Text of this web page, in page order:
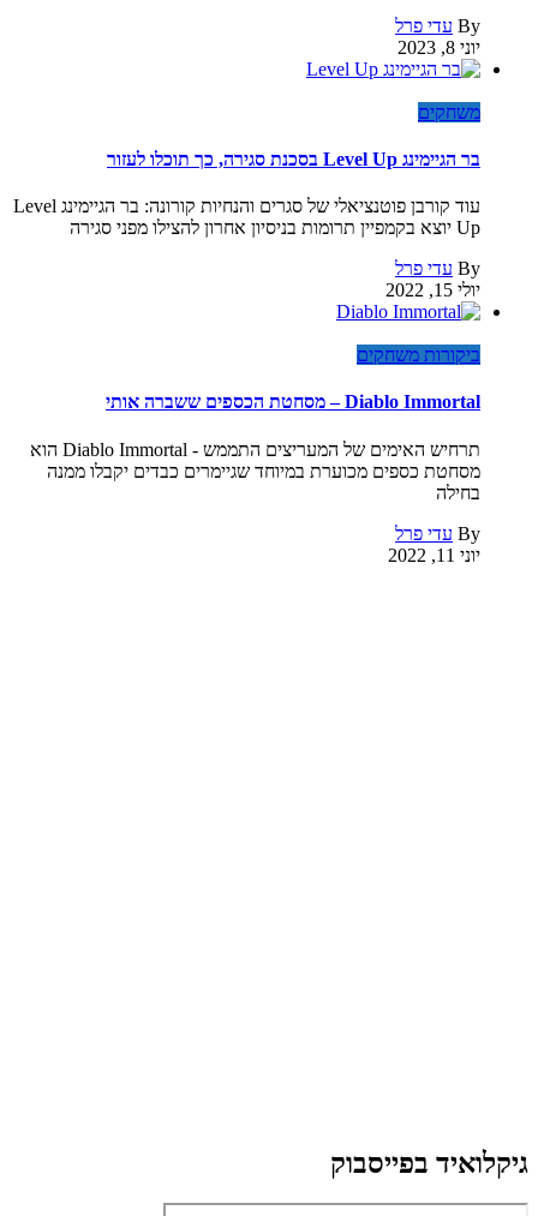
By עדי פרל
יוני 8, 2023
משחקים
בר הגיימינג Level Up בסכנת סגירה, כך תוכלו לעזור
עוד קורבן פוטנציאלי של סגרים והנחיות קורונה: בר הגיימינג Level
Up יוצא בקמפיין תרומות בניסיון אחרון להצילו מפני סגירה
By עדי פרל
יולי 15, 2022
ביקורות משחקים
Diablo Immortal – מסחטת הכספים ששברה אותי
תרחיש האימים של המעריצים התממש - Diablo Immortal הוא
מסחטת כספים מכוערת במיוחד שגיימרים כבדים יקבלו ממנה
בחילה
By עדי פרל
יוני 11, 2022
גיקלואיד בפייסבוק